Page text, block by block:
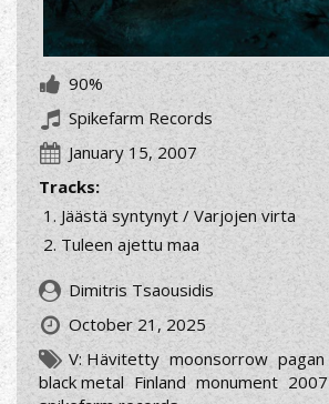
90%
Spikefarm Records
January 15, 2007
Tracks:
Jäästä syntynyt / Varjojen virta
Tuleen ajettu maa
Dimitris Tsaousidis
October 21, 2025
V: Hävitetty moonsorrow pagan
black metal Finland monument 2007